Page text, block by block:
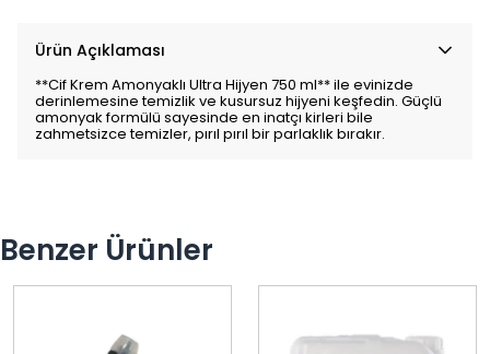
Ürün Açıklaması
**Cif Krem Amonyaklı Ultra Hijyen 750 ml** ile evinizde
derinlemesine temizlik ve kusursuz hijyeni keşfedin. Güçlü
amonyak formülü sayesinde en inatçı kirleri bile
zahmetsizce temizler, pırıl pırıl bir parlaklık bırakır.
Benzer Ürünler